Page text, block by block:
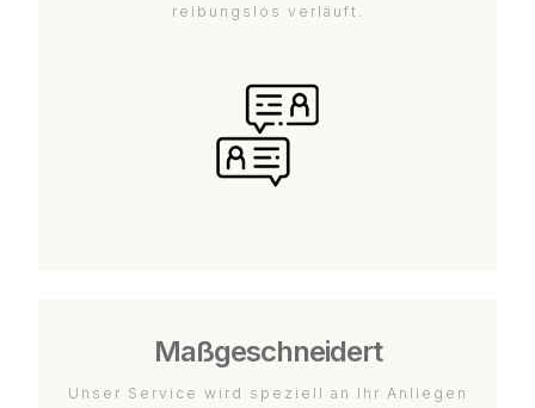
reibungslos verläuft.
Maßgeschneidert
Unser Service wird speziell an Ihr Anliegen